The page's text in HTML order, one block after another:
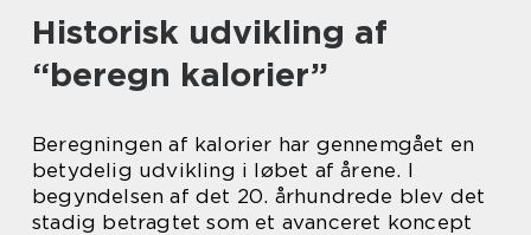
Historisk udvikling af
“beregn kalorier”
Beregningen af kalorier har gennemgået en
betydelig udvikling i løbet af årene. I
begyndelsen af det 20. århundrede blev det
stadig betragtet som et avanceret koncept